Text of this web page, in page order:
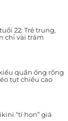
22: Trẻ trung,
chỉ vài trăm
quần ống rộng
tụt chiều cao
“tí hon” giá